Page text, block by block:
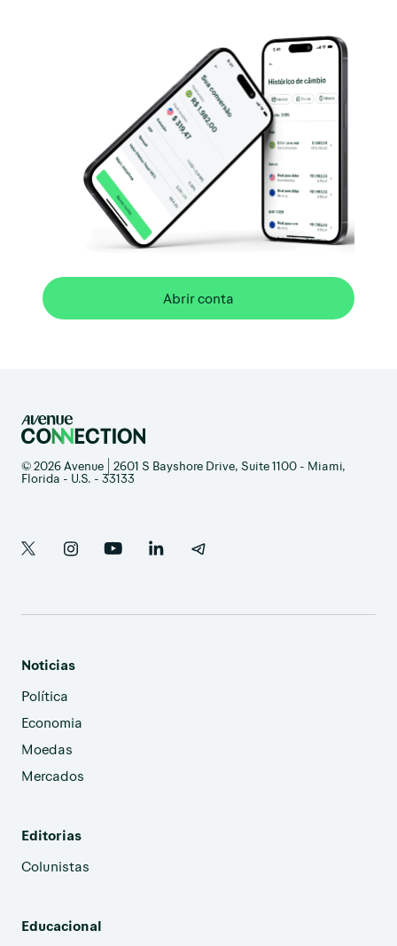
Abrir conta
© 2026 Avenue | 2601 S Bayshore Drive, Suite 1100 - Miami,
Florida - U.S. - 33133
Noticias
Política
Economia
Moedas
Mercados
Editorias
Colunistas
Educacional